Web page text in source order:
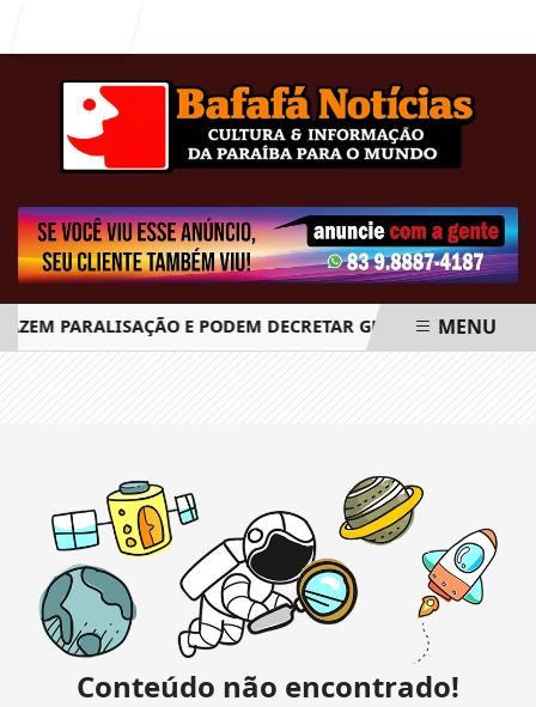
PARALISAÇÃO E PODEM DECRETAR GREVE GERAL A
MENU
Conteúdo não encontrado!